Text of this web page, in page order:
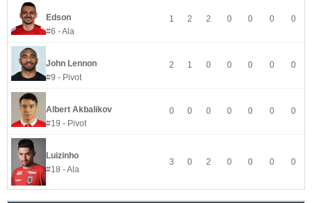
Edson
#6 - Ala
1 2 2 0 0 0 0
John Lennon
#9 - Pivot
2 1 0 0 0 0 0
Albert Akbalikov
#19 - Pivot
0 0 0 0 0 0 0
Luizinho
#18 - Ala
3 0 2 0 0 0 0